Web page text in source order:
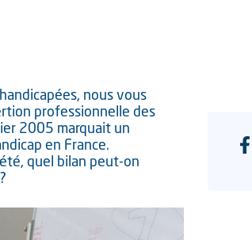
nous vous
professionnelle des
2005 marquait un
en France.
quel bilan peut-on